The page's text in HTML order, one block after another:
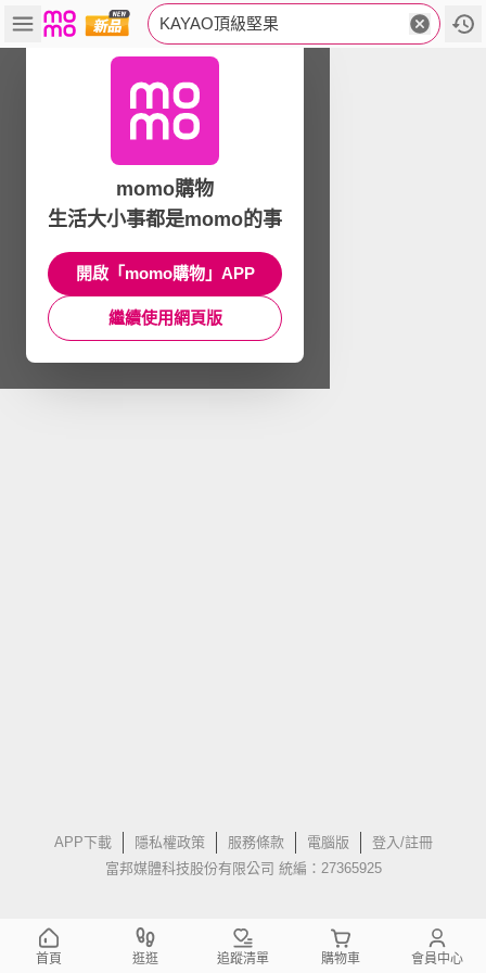
KAYAO頂級堅果
APP下載 隱私權政策 服務條款 電腦版
登入/註冊
富邦媒體科技股份有限公司 統編：27365925
momo購物
生活大小事都是momo的事
開啟「momo購物」APP
繼續使用網頁版
首頁 逛逛 追蹤清單 購物車 會員中心